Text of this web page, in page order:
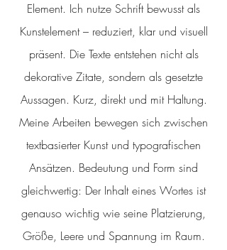
Element. Ich nutze Schrift bewusst als
Kunstelement – reduziert, klar und visuell
präsent. Die Texte entstehen nicht als
dekorative Zitate, sondern als gesetzte
Aussagen. Kurz, direkt und mit Haltung.
Meine Arbeiten bewegen sich zwischen
textbasierter Kunst und typografischen
Ansätzen. Bedeutung und Form sind
gleichwertig: Der Inhalt eines Wortes ist
genauso wichtig wie seine Platzierung,
Größe, Leere und Spannung im Raum.